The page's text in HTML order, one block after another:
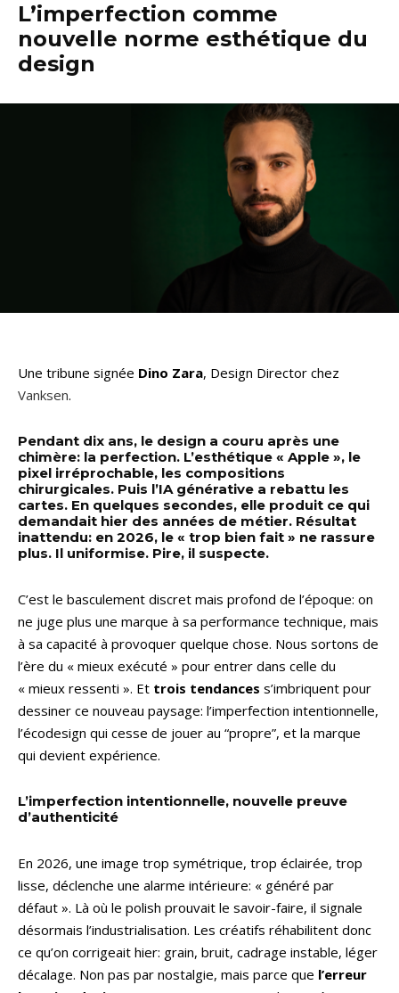
L’imperfection comme
nouvelle norme esthétique du
design
Une tribune signée Dino Zara, Design Director chez
Vanksen.
Pendant dix ans, le design a couru après une
chimère: la perfection. L’esthétique « Apple », le
pixel irréprochable, les compositions
chirurgicales. Puis l’IA générative a rebattu les
cartes. En quelques secondes, elle produit ce qui
demandait hier des années de métier. Résultat
inattendu: en 2026, le « trop bien fait » ne rassure
plus. Il uniformise. Pire, il suspecte.
C’est le basculement discret mais profond de l’époque: on
ne juge plus une marque à sa performance technique, mais
à sa capacité à provoquer quelque chose. Nous sortons de
l’ère du « mieux exécuté » pour entrer dans celle du
« mieux ressenti ». Et trois tendances s’imbriquent pour
dessiner ce nouveau paysage: l’imperfection intentionnelle,
l’écodesign qui cesse de jouer au “propre”, et la marque
qui devient expérience.
L’imperfection intentionnelle, nouvelle preuve
d’authenticité
En 2026, une image trop symétrique, trop éclairée, trop
lisse, déclenche une alarme intérieure: « généré par
défaut ». Là où le polish prouvait le savoir-faire, il signale
désormais l’industrialisation. Les créatifs réhabilitent donc
ce qu’on corrigeait hier: grain, bruit, cadrage instable, léger
décalage. Non pas par nostalgie, mais parce que l’erreur